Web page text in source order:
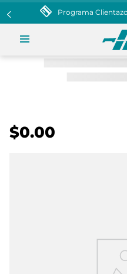
puntos ¡Afiliate!
$0.00